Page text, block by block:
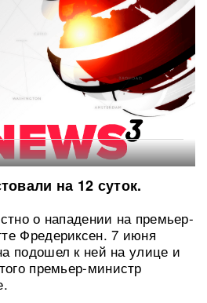
на 12 суток.
о нападении на премьер-
Фредериксен. 7 июня
подошел к ней на улице и
премьер-министр